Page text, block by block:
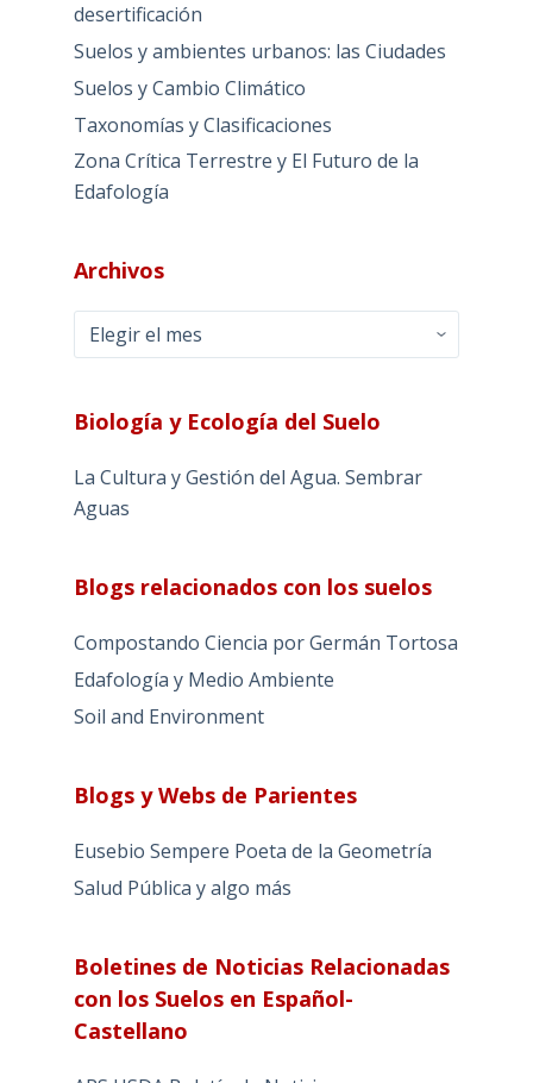
desertificación
Suelos y ambientes urbanos: las Ciudades
Suelos y Cambio Climático
Taxonomías y Clasificaciones
Zona Crítica Terrestre y El Futuro de la
Edafología
Archivos
Archivos
Biología y Ecología del Suelo
La Cultura y Gestión del Agua. Sembrar
Aguas
Blogs relacionados con los suelos
Compostando Ciencia por Germán Tortosa
Edafología y Medio Ambiente
Soil and Environment
Blogs y Webs de Parientes
Eusebio Sempere Poeta de la Geometría
Salud Pública y algo más
Boletines de Noticias Relacionadas
con los Suelos en Español-
Castellano